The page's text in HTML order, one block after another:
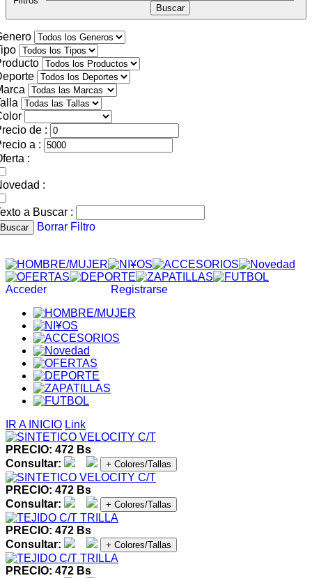
de :
a :
:
:
a Buscar :
Buscar Borrar Filtro
Acceder Registrarse
IR A INICIO Link
PRECIO: 472 Bs
Consultar:
+ Colores/Tallas
PRECIO: 472 Bs
Consultar:
+ Colores/Tallas
PRECIO: 472 Bs
Consultar:
+ Colores/Tallas
PRECIO: 472 Bs